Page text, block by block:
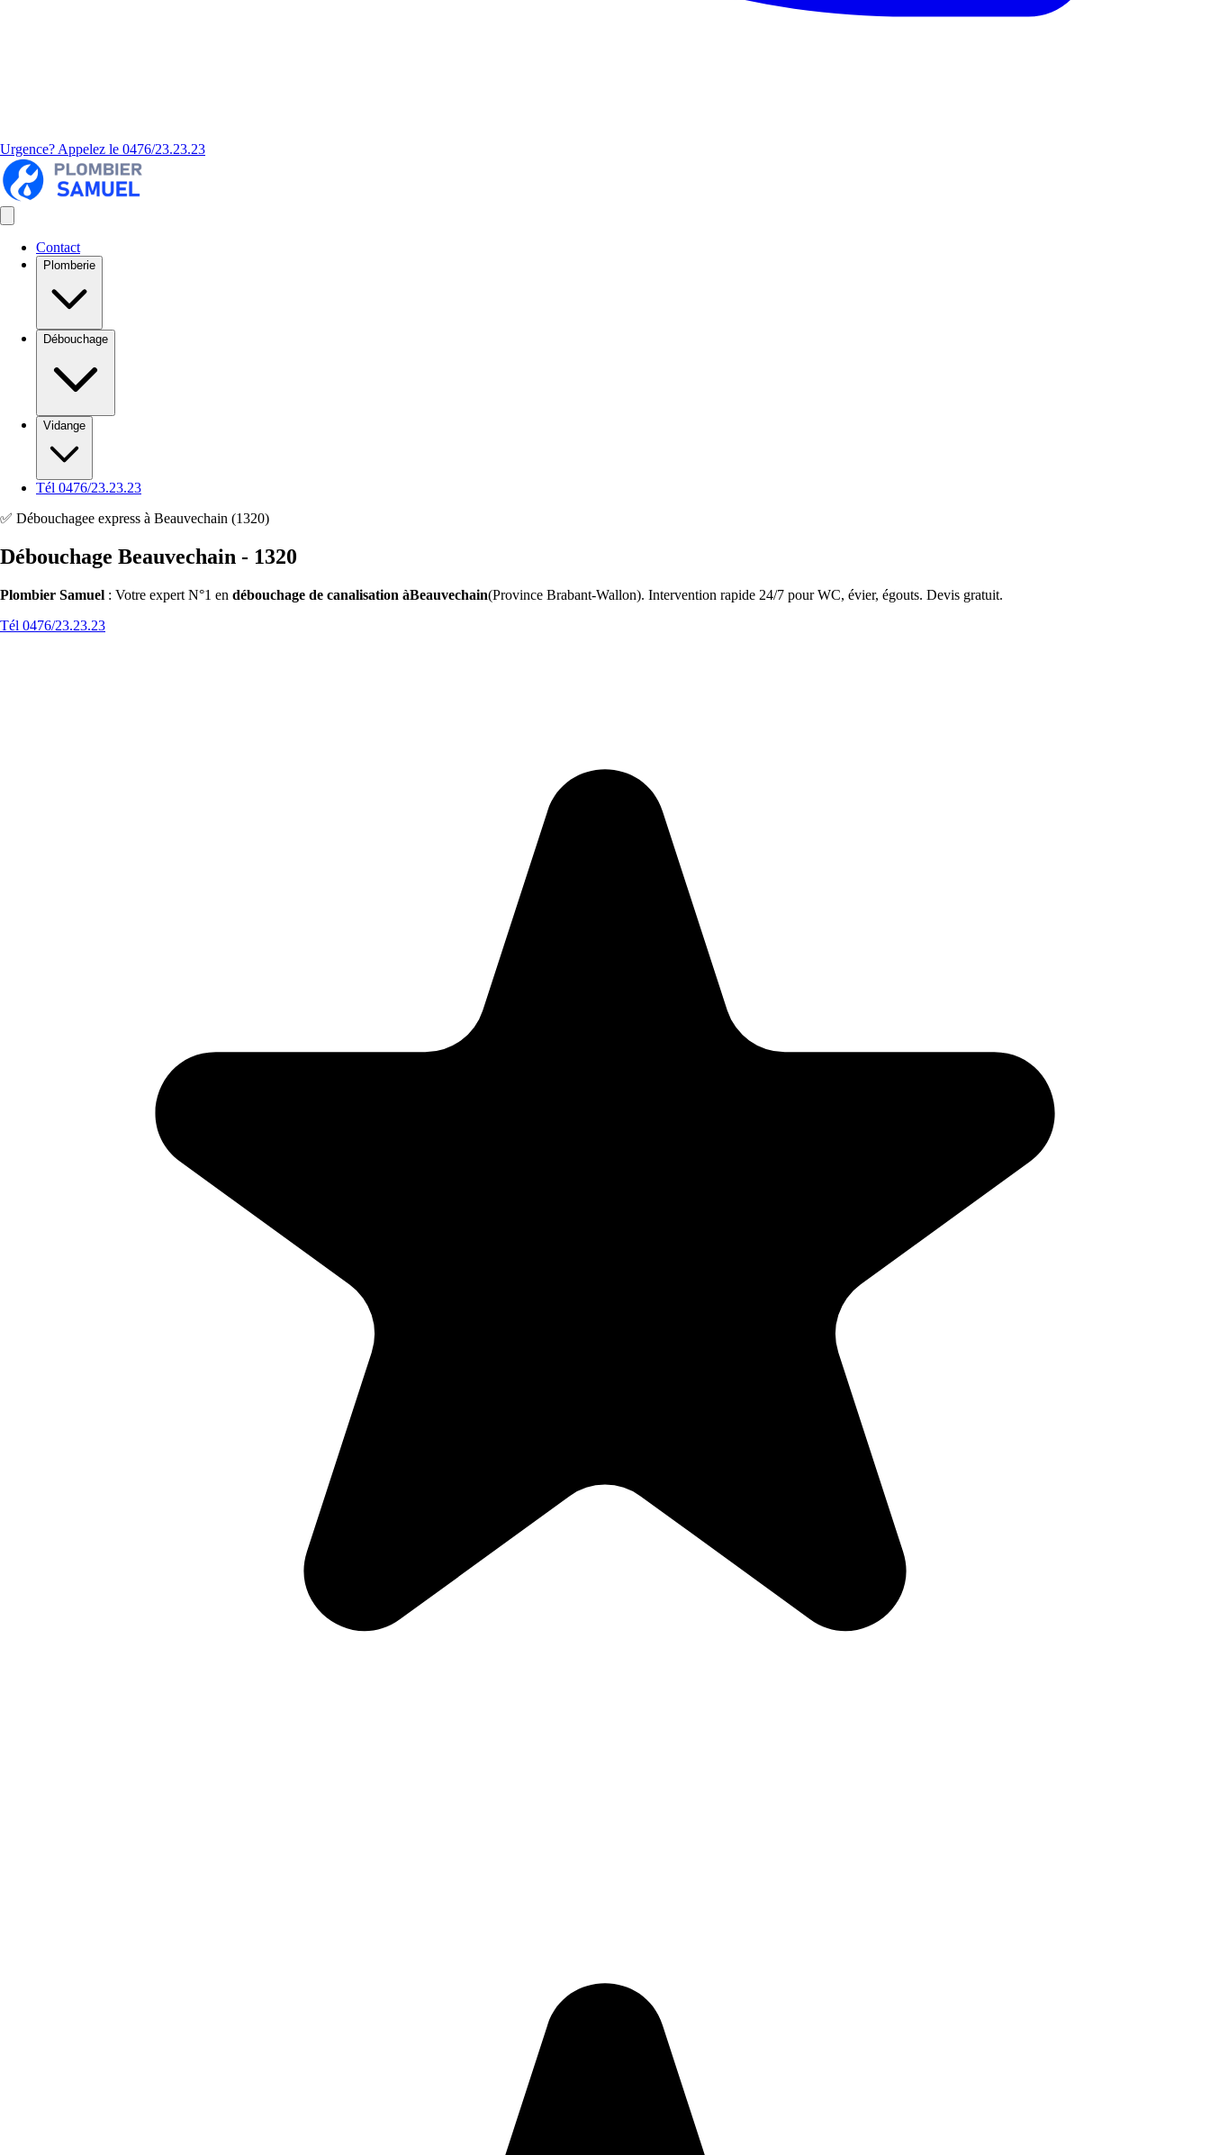
Urgence? Appelez le 0476/23.23.23
Contact
Plomberie
Débouchage
Vidange
Tél 0476/23.23.23
✅ Débouchagee express à Beauvechain (1320)
Débouchage Beauvechain - 1320
Plombier Samuel : Votre expert N°1 en débouchage de canalisation àBeauvechain(Province Brabant-Wallon). Intervention rapide 24/7 pour WC, évier, égouts. Devis gratuit.
Tél 0476/23.23.23